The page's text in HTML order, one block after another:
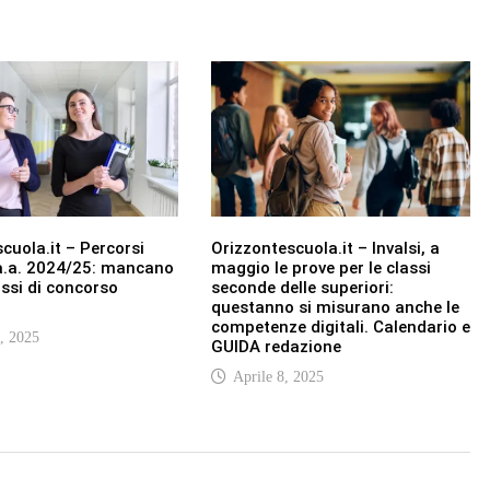
– Percorsi
2024/25: mancano
di concorso
2025
Orizzontescuola.it – Invalsi, a
maggio le prove per le classi
seconde delle superiori:
questanno si misurano anche le
competenze digitali. Calendario e
GUIDA redazione
Aprile 8, 2025